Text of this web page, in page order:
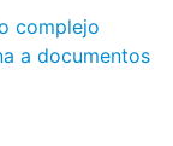
complejo
a documentos